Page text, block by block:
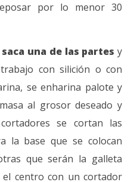
por lo menor 30
una de las partes y
con silición o con
se enharina palote y
al grosor deseado y
se cortan las
la base que se colocan
que serán la galleta
centro con un cortador